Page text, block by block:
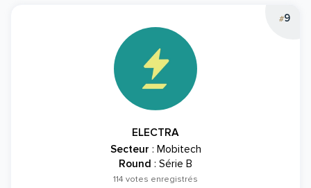
#9
ELECTRA
Secteur : Mobitech
Round : Série B
114 votes enregistrés